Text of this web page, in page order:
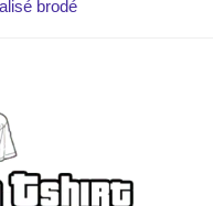
brodé